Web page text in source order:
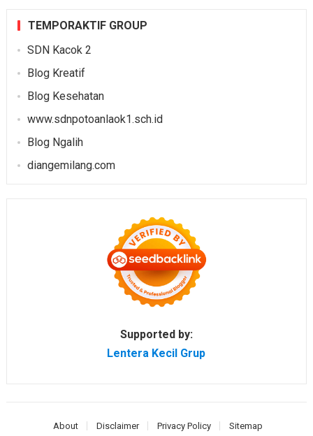
TEMPORAKTIF GROUP
SDN Kacok 2
Blog Kreatif
Blog Kesehatan
www.sdnpotoanlaok1.sch.id
Blog Ngalih
diangemilang.com
Supported by:
Lentera Kecil Grup
About Disclaimer Privacy Policy Sitemap